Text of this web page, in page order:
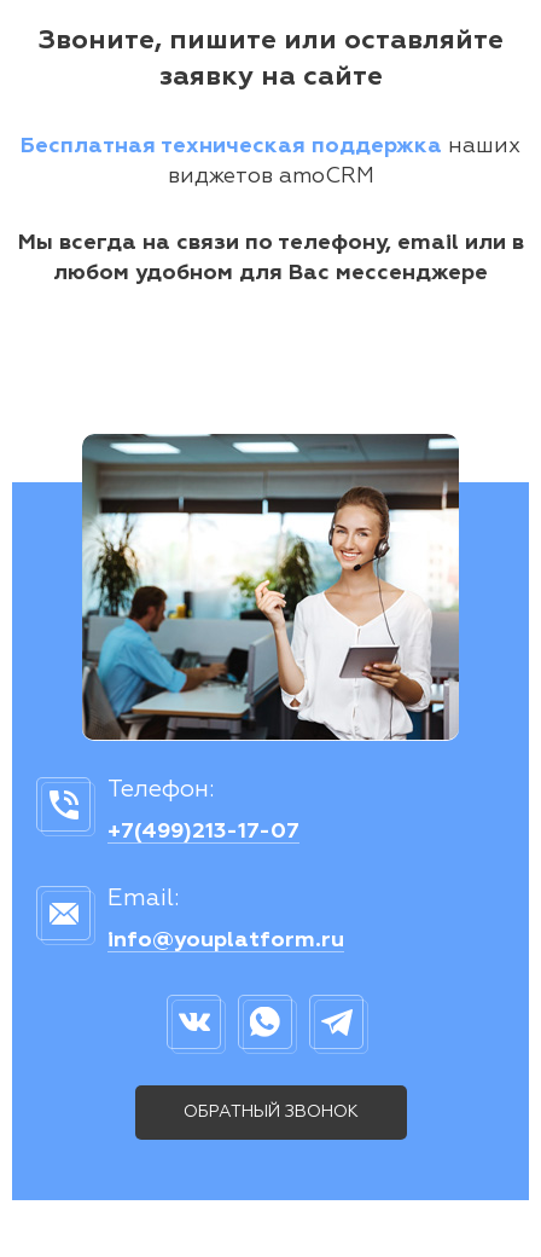
Звоните, пишите или оставляйте
заявку на сайте
Бесплатная техническая поддержка наших
виджетов amoCRM
Мы всегда на связи по телефону, email или в
любом удобном для Вас мессенджере
Телефон:
+7(499)213-17-07
Email:
info@youplatform.ru
ОБРАТНЫЙ ЗВОНОК